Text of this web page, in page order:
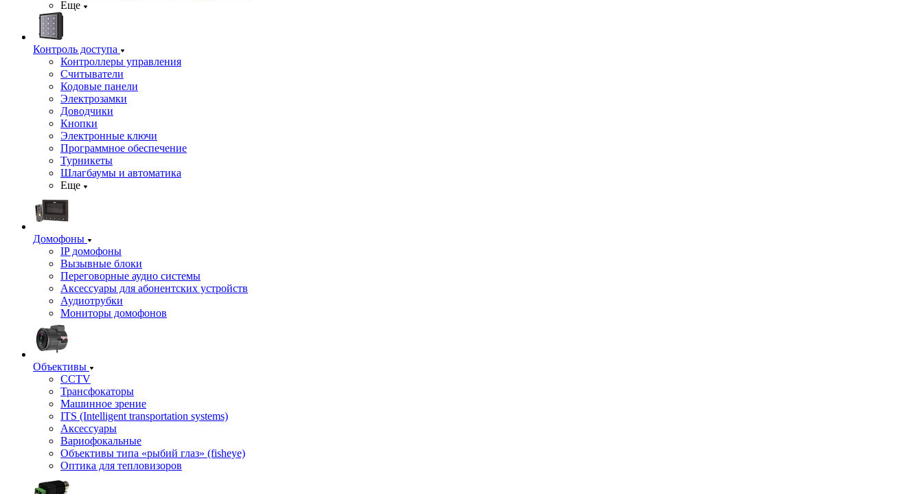
Еще
Контроль доступа
Контроллеры управления
Считыватели
Кодовые панели
Электрозамки
Доводчики
Кнопки
Электронные ключи
Программное обеспечение
Турникеты
Шлагбаумы и автоматика
Еще
Домофоны
IP домофоны
Вызывные блоки
Переговорные аудио системы
Аксессуары для абонентских устройств
Аудиотрубки
Мониторы домофонов
Объективы
CCTV
Трансфокаторы
Машинное зрение
ITS (Intelligent transportation systems)
Аксессуары
Вариофокальные
Объективы типа «рыбий глаз» (fisheye)
Оптика для тепловизоров